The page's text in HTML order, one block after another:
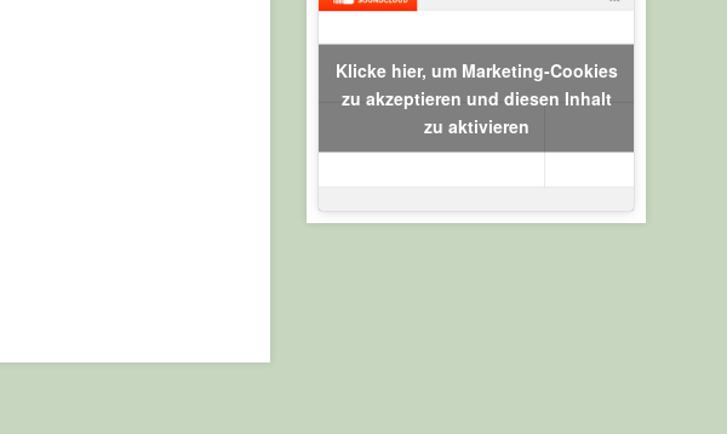
Klicke hier, um Marketing-Cookies
zu akzeptieren und diesen Inhalt
zu aktivieren